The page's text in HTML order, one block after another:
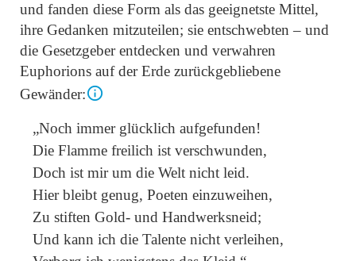
und fanden diese Form als das geeignetste Mittel,
ihre Gedanken mitzuteilen; sie entschwebten – und
die Gesetzgeber entdecken und verwahren
Euphorions auf der Erde zurückgebliebene
Gewänder:
„Noch immer glücklich aufgefunden!
Die Flamme freilich ist verschwunden,
Doch ist mir um die Welt nicht leid.
Hier bleibt genug, Poeten einzuweihen,
Zu stiften Gold- und Handwerksneid;
Und kann ich die Talente nicht verleihen,